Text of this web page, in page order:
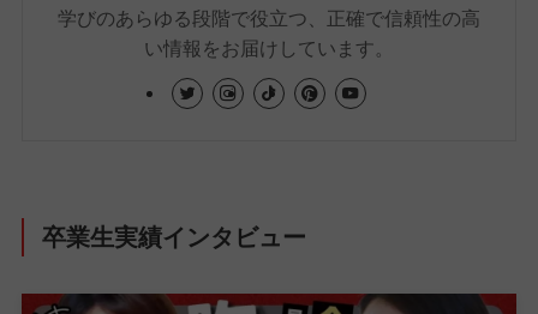
学びのあらゆる段階で役立つ、正確で信頼性の高
い情報をお届けしています。
卒業生実績インタビュー